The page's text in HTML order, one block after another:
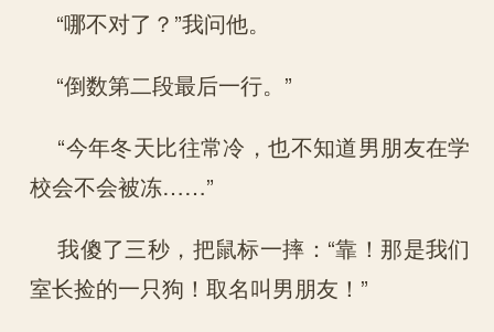
“哪不对了？”我问他。
“倒数第二段最后一行。”
“今年冬天比往常冷，也不知道男朋友在学
校会不会被冻……”
我傻了三秒，把鼠标一摔：“靠！那是我们
室长捡的一只狗！取名叫男朋友！”